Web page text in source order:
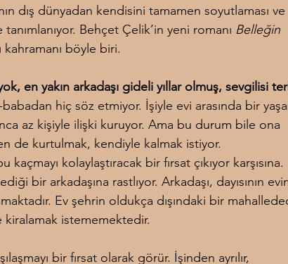
dış dünyadan kendisini tamamen soyutlaması ve
Behçet Çelik’in yeni romanı Belleğin
kahramanı böyle biri.
en yakın arkadaşı gideli yıllar olmuş, sevgilisi
hiç söz etmiyor. İşiyle evi arasında bir
az kişiyle ilişki kuruyor. Ama bu durum bile ona
de kurtulmak, kendiyle kalmak istiyor.
kolaylaştıracak bir fırsat çıkıyor karşısına.
bir arkadaşına rastlıyor. Arkadaşı, dayısının
Ev şehrin oldukça dışındaki bir
istememektedir.
bir fırsat olarak görür. İşinden ayrılır,